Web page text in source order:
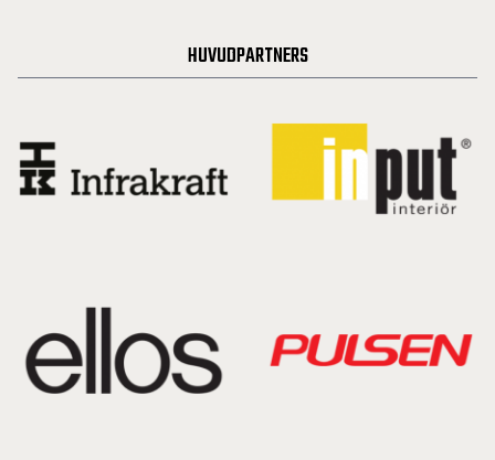
HUVUDPARTNERS